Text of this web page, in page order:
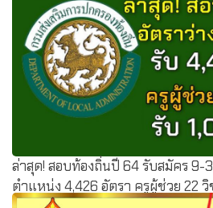
ล่าสุด! สอบท้องถิ่นปี 64 รับสมัคร 9-
ตำแหน่ง 4,426 อัตรา ครูผู้ช่วย 22 วิ